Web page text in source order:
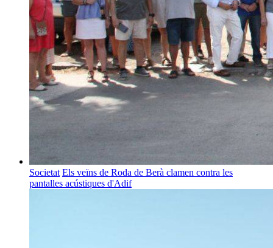
Societat Els veïns de Roda de Berà clamen contra les
pantalles acústiques d'Adif